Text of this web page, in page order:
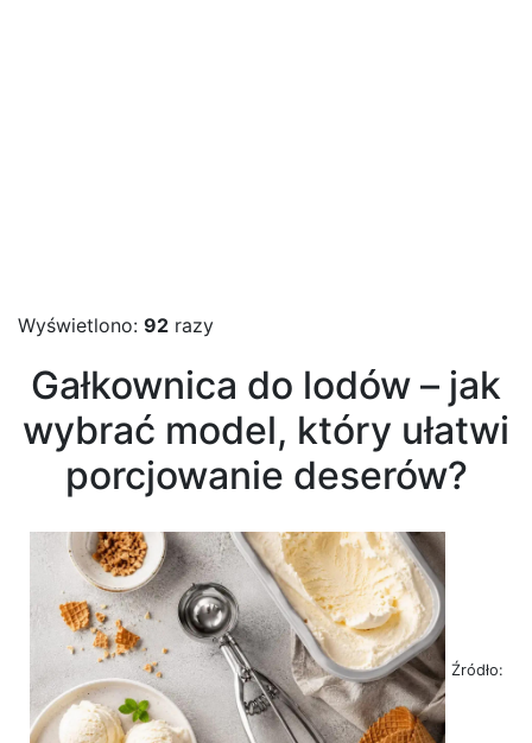
Wyświetlono: 92 razy
Gałkownica do lodów – jak
wybrać model, który ułatwi
porcjowanie deserów?
Źródło: